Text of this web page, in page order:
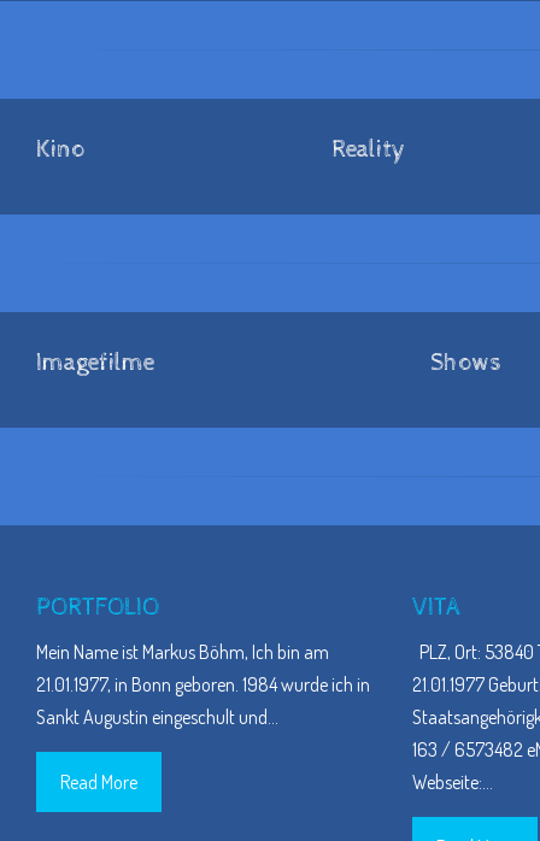
Kino Reality
Imagefilme Shows
PORTFOLIO
Mein Name ist Markus Böhm, Ich bin am
21.01.1977, in Bonn geboren. 1984 wurde ich in
Sankt Augustin eingeschult und
Read More
VITA
PLZ, Ort:
21.01.1977
163 / 6573482
Webseite: